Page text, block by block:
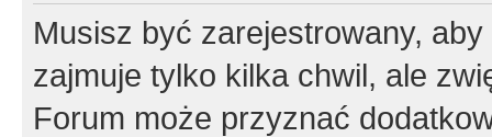
Musisz być zarejestrowany,
zajmuje tylko kilka chwil, ale
Forum może przyznać